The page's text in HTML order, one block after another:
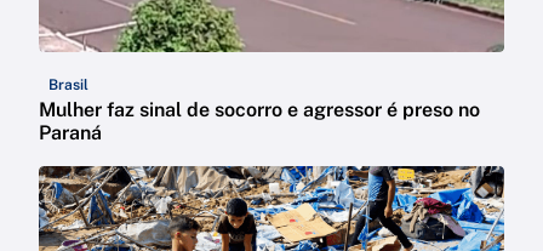
Brasil
Mulher faz sinal de socorro e agressor é preso no
Paraná